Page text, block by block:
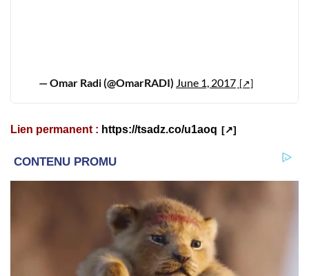
— Omar Radi (@OmarRADI) June 1, 2017
Lien permanent : https://tsadz.co/u1aoq